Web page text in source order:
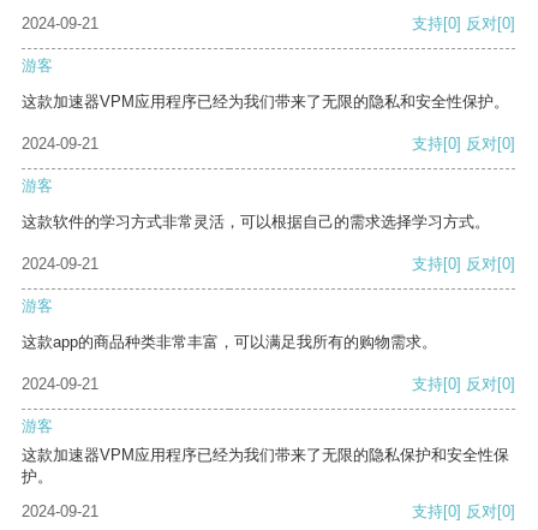
2024-09-21
支持[0] 反对[0]
游客
这款加速器VPM应用程序已经为我们带来了无限的隐私和安全性保护。
2024-09-21 支持[0] 反对[0]
游客
这款软件的学习方式非常灵活，可以根据自己的需求选择学习方式。
2024-09-21 支持[0] 反对[0]
游客
这款app的商品种类非常丰富，可以满足我所有的购物需求。
2024-09-21 支持[0] 反对[0]
游客
这款加速器VPM应用程序已经为我们带来了无限的隐私保护和安全性保
护。
2024-09-21
支持[0] 反对[0]